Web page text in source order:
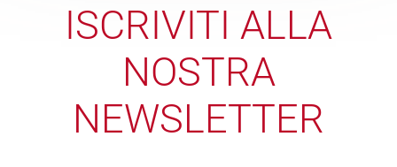
ISCRIVITI ALLA
NOSTRA
NEWSLETTER